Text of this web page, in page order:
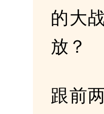
的大
放？
跟前